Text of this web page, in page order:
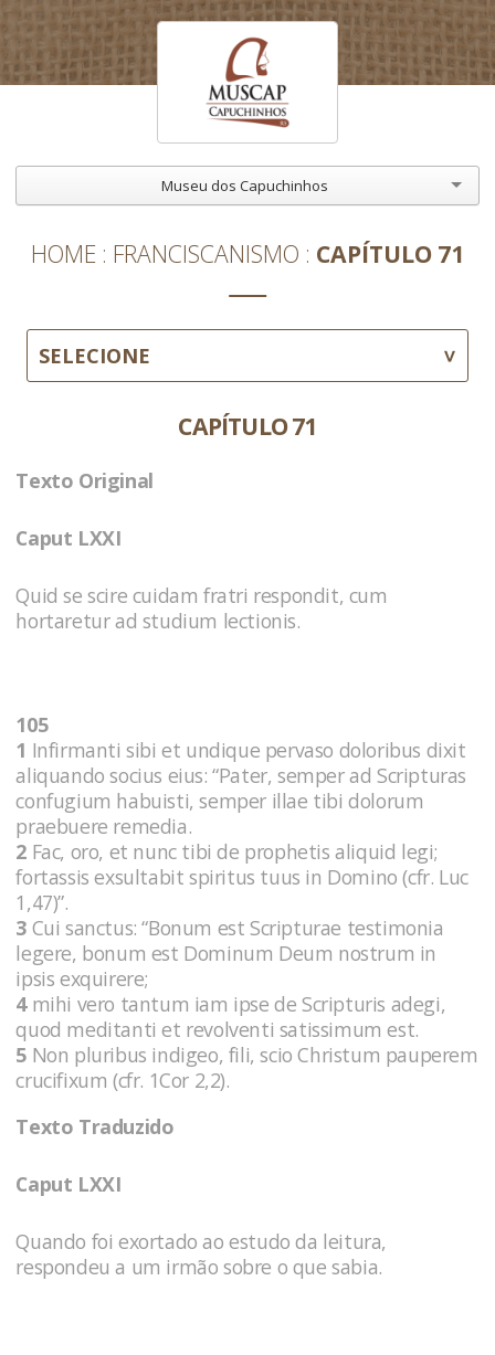
Museu dos Capuchinhos
HOME FRANCISCANISMO CAPÍTULO 71
SELECIONE
CAPÍTULO 71
Texto Original
Caput LXXI
Quid se scire cuidam fratri respondit, cum
hortaretur ad studium lectionis.
105
1 Infirmanti sibi et undique pervaso doloribus dixit
aliquando socius eius: “Pater, semper ad Scripturas
confugium habuisti, semper illae tibi dolorum
praebuere remedia.
2 Fac, oro, et nunc tibi de prophetis aliquid legi;
fortassis exsultabit spiritus tuus in Domino (cfr. Luc
1,47)”.
3 Cui sanctus: “Bonum est Scripturae testimonia
legere, bonum est Dominum Deum nostrum in
ipsis exquirere;
4mihi vero tantum iam ipse de Scripturis adegi,
quod meditanti et revolventi satissimum est.
5 Non pluribus indigeo, fili, scio Christum pauperem
crucifixum (cfr. 1Cor 2,2).
Texto Traduzido
Caput LXXI
Quando foi exortado ao estudo da leitura,
respondeu a um irmão sobre o que sabia.